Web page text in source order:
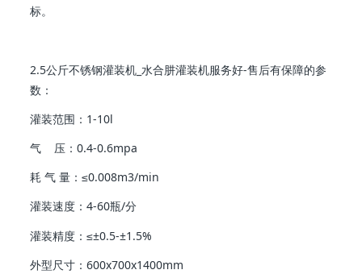
标。
2.5公斤不锈钢灌装机_水合肼灌装机服务好-售后有保障的参
数：
灌装范围：1-10l
气 压：0.4-0.6mpa
耗 气 量：≤0.008m3/min
灌装速度：4-60瓶/分
灌装精度：≤±0.5-±1.5%
外型尺寸：600x700x1400mm